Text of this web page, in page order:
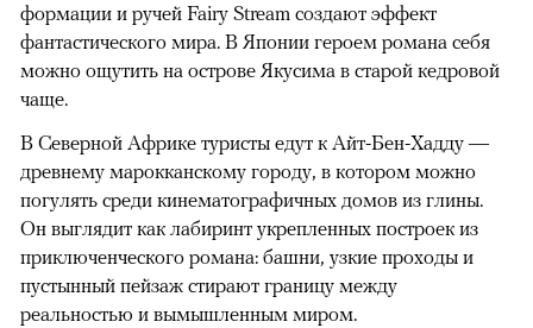
формации и ручей Fairy Stream создают эффект
фантастического мира. В Японии героем романа себя
можно ощутить на острове Якусима в старой кедровой
чаще.
В Северной Африке туристы едут к Айт-Бен-Хадду —
древнему марокканскому городу, в котором можно
погулять среди кинематографичных домов из глины.
Он выглядит как лабиринт укрепленных построек из
приключенческого романа: башни, узкие проходы и
пустынный пейзаж стирают границу между
реальностью и вымышленным миром.